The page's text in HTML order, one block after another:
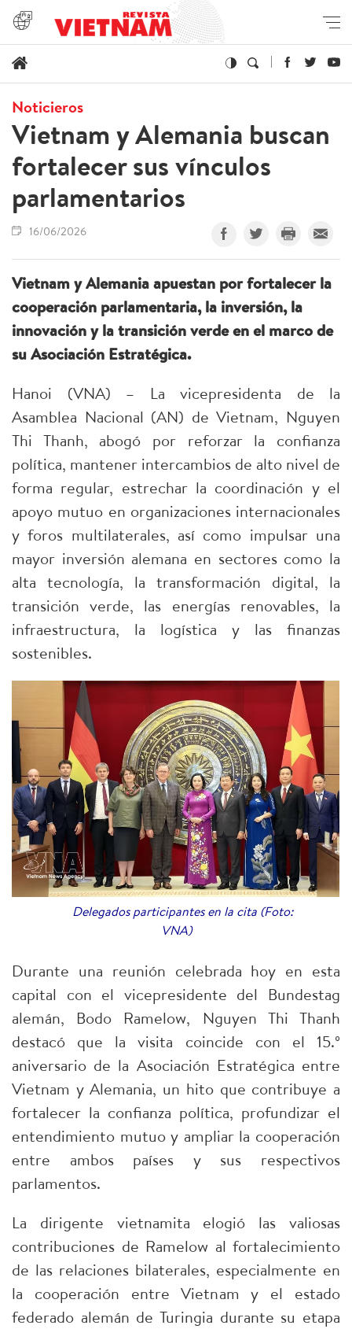
Noticieros
Vietnam y Alemania buscan
fortalecer sus vínculos
parlamentarios
16/06/2026
Vietnam y Alemania apuestan por fortalecer la
cooperación parlamentaria, la inversión, la
innovación y la transición verde en el marco de
su Asociación Estratégica.
​Hanoi (VNA) – La vicepresidenta de la
Asamblea Nacional (AN) de Vietnam, Nguyen
Thi Thanh, abogó por reforzar la confianza
política, mantener intercambios de alto nivel de
forma regular, estrechar la coordinación y el
apoyo mutuo en organizaciones internacionales
y foros multilaterales, así como impulsar una
mayor inversión alemana en sectores como la
alta tecnología, la transformación digital, la
transición verde, las energías renovables, la
infraestructura, la logística y las finanzas
sostenibles.
Delegados participantes en la cita (Foto:
VNA)
Durante una reunión celebrada hoy en esta
capital con el vicepresidente del Bundestag
alemán, Bodo Ramelow, Nguyen Thi Thanh
destacó que la visita coincide con el 15.º
aniversario de la Asociación Estratégica entre
Vietnam y Alemania, un hito que contribuye a
fortalecer la confianza política, profundizar el
entendimiento mutuo y ampliar la cooperación
entre ambos países y sus respectivos
parlamentos.
La dirigente vietnamita elogió las valiosas
contribuciones de Ramelow al fortalecimiento
de las relaciones bilaterales, especialmente en
la cooperación entre Vietnam y el estado
federado alemán de Turingia durante su etapa